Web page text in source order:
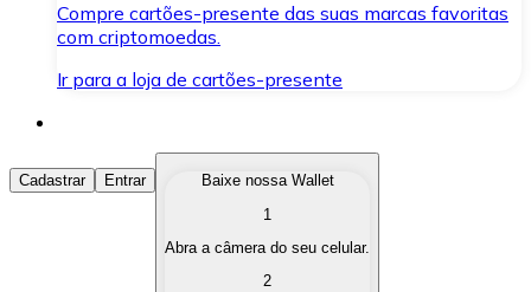
Compre cartões-presente das suas marcas favoritas
com criptomoedas.
Ir para a loja de cartões-presente
Comprar Criptomoedas
Compre as criptomoedas de seu interesse de forma
Cadastrar Entrar
Baixe nossa Wallet
1
Abra a câmera do seu celular.
2